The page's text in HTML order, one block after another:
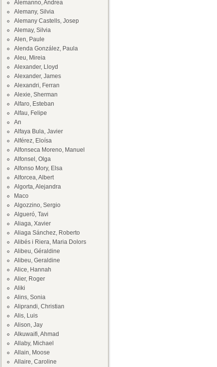
Alemanno, Andrea
Alemany, Silvia
Alemany Castells, Josep
Alemay, Silvia
Alen, Paule
Alenda González, Paula
Aleu, Mireia
Alexander, Lloyd
Alexander, James
Alexandri, Ferran
Alexie, Sherman
Alfaro, Esteban
Alfau, Felipe
An
Alfaya Bula, Javier
Alférez, Eloísa
Alfonseca Moreno, Manuel
Alfonsel, Olga
Alfonso Mory, Elsa
Alforcea, Albert
Algorta, Alejandra
Maco
Algozzino, Sergio
Algueró, Tavi
Aliaga, Xavier
Aliaga Sánchez, Roberto
Alibés i Riera, Maria Dolors
Alibeu, Géraldine
Alibeu, Geraldine
Alice, Hannah
Alier, Roger
Aliki
Alins, Sonia
Aliprandi, Christian
Alis, Luis
Alison, Jay
Alkuwaifi, Ahmad
Allaby, Michael
Allain, Moose
Allaire, Caroline